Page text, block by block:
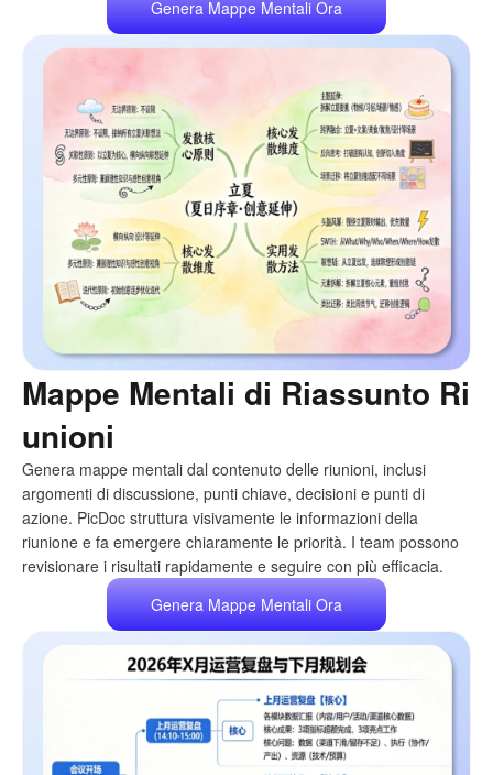
Genera Mappe Mentali Ora
Mappe Mentali di Riassunto Ri
unioni
Genera mappe mentali dal contenuto delle riunioni, inclusi
argomenti di discussione, punti chiave, decisioni e punti di
azione. PicDoc struttura visivamente le informazioni della
riunione e fa emergere chiaramente le priorità. I team possono
revisionare i risultati rapidamente e seguire con più efficacia.
Genera Mappe Mentali Ora